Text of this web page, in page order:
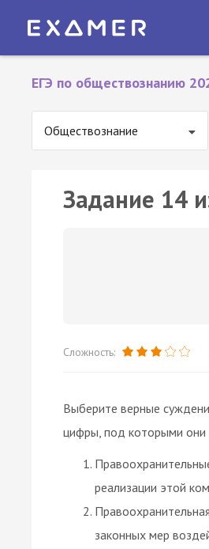
ЕГЭ по обществознанию
Обществознание
Задание 14
Сложность:
Выберите верные
цифры, под которыми они
реализации этой
законных мер